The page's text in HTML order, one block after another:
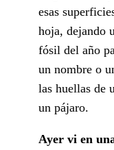
esas
hoja, dejando
fósil del año
un nombre o
las huellas de
un pájaro.
Ayer vi en